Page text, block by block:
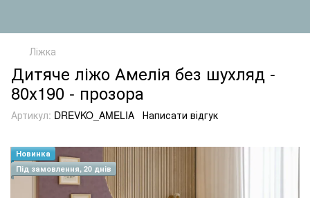
Ліжка
Дитяче ліжо Амелія без шухляд -
80х190 - прозора
Артикул: DREVKO_AMELIA Написати відгук
Новинка
Під замовлення, 20 днів